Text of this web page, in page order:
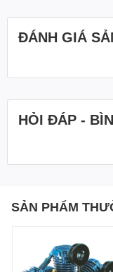
ĐÁNH GIÁ
HỎI ĐÁP -
SẢN PHẨM